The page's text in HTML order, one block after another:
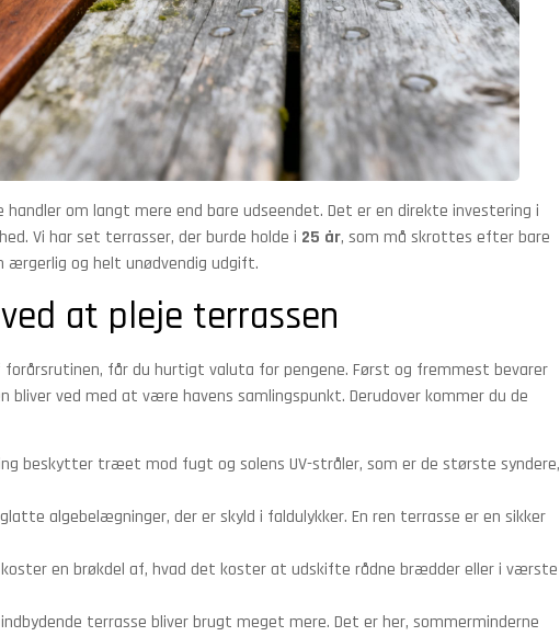
om langt mere end bare udseendet. Det er en direkte investering i
Vi har set terrasser, der burde holde i 25 år, som må skrottes efter bare
ærgerlig og helt unødvendig udgift.
at pleje terrassen
får du hurtigt valuta for pengene. Først og fremmest bevarer
ved med at være havens samlingspunkt. Derudover kommer du de
beskytter træet mod fugt og solens UV-stråler, som er de største syndere,
algebelægninger, der er skyld i faldulykker. En ren terrasse er en sikker
koster en brøkdel af, hvad det koster at udskifte rådne brædder eller i værste
terrasse bliver brugt meget mere. Det er her, sommerminderne